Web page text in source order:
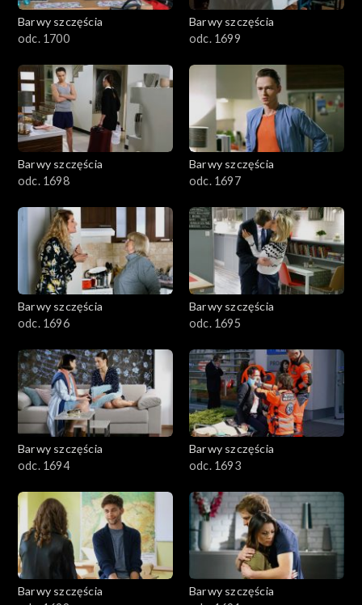
3001-3100
2901-3000
2801–2900
2701–2800
2501–2600
2401–2500
2301–2400
2201–2300
2101–2200
2001–2100
1801–1900
1701–1800
1601–1700
Barwy szczęścia
odc. 1700
Barwy szczęścia
odc. 1699
Barwy szczęścia
odc. 1698
Barwy szczęścia
odc. 1697
Barwy szczęścia
odc. 1696
Barwy szczęścia
odc. 1695
Barwy szczęścia
odc. 1694
Barwy szczęścia
odc. 1693
Barwy szczęścia
Barwy szczęścia